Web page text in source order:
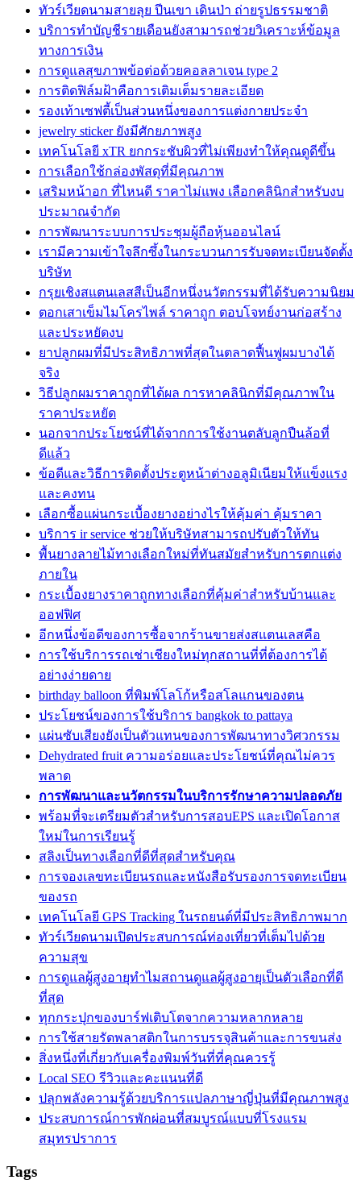
ทัวร์เวียดนามสายลุย ปีนเขา เดินป่า ถ่ายรูปธรรมชาติ
บริการทำบัญชีรายเดือนยังสามารถช่วยวิเคราะห์ข้อมูล
ทางการเงิน
การดูแลสุขภาพข้อต่อด้วยคอลลาเจน type 2
การติดฟิล์มฝ้าคือการเติมเต็มรายละเอียด
รองเท้าเซฟตี้เป็นส่วนหนึ่งของการแต่งกายประจำ
jewelry sticker ยังมีศักยภาพสูง
เทคโนโลยี xTR ยกกระชับผิวที่ไม่เพียงทำให้คุณดูดีขึ้น
การเลือกใช้กล่องพัสดุที่มีคุณภาพ
เสริมหน้าอก ที่ไหนดี ราคาไม่แพง เลือกคลินิกสำหรับงบ
ประมาณจำกัด
การพัฒนาระบบการประชุมผู้ถือหุ้นออนไลน์
เรามีความเข้าใจลึกซึ้งในกระบวนการรับจดทะเบียนจัดตั้ง
บริษัท
กรุยเชิงสแตนเลสสีเป็นอีกหนึ่งนวัตกรรมที่ได้รับความนิยม
ตอกเสาเข็มไมโครไพล์ ราคาถูก ตอบโจทย์งานก่อสร้าง
และประหยัดงบ
ยาปลูกผมที่มีประสิทธิภาพที่สุดในตลาดฟื้นฟูผมบางได้
จริง
วิธีปลูกผมราคาถูกที่ได้ผล การหาคลินิกที่มีคุณภาพใน
ราคาประหยัด
นอกจากประโยชน์ที่ได้จากการใช้งานตลับลูกปืนล้อที่
ดีแล้ว
ข้อดีและวิธีการติดตั้งประตูหน้าต่างอลูมิเนียมให้แข็งแรง
และคงทน
เลือกซื้อแผ่นกระเบื้องยางอย่างไรให้คุ้มค่า คุ้มราคา
บริการ ir service ช่วยให้บริษัทสามารถปรับตัวให้ทัน
พื้นยางลายไม้ทางเลือกใหม่ที่ทันสมัยสำหรับการตกแต่ง
ภายใน
กระเบื้องยางราคาถูกทางเลือกที่คุ้มค่าสำหรับบ้านและ
ออฟฟิศ
อีกหนึ่งข้อดีของการซื้อจากร้านขายส่งสแตนเลสคือ
การใช้บริการรถเช่าเชียงใหม่ทุกสถานที่ที่ต้องการได้
อย่างง่ายดาย
birthday balloon ที่พิมพ์โลโก้หรือสโลแกนของตน
ประโยชน์ของการใช้บริการ bangkok to pattaya
แผ่นซับเสียงยังเป็นตัวแทนของการพัฒนาทางวิศวกรรม
Dehydrated fruit ความอร่อยและประโยชน์ที่คุณไม่ควร
พลาด
การพัฒนาและนวัตกรรมในบริการรักษาความปลอดภัย
พร้อมที่จะเตรียมตัวสำหรับการสอบEPS และเปิดโอกาส
ใหม่ในการเรียนรู้
สลิงเป็นทางเลือกที่ดีที่สุดสำหรับคุณ
การจองเลขทะเบียนรถและหนังสือรับรองการจดทะเบียน
ของรถ
เทคโนโลยี GPS Tracking ในรถยนต์ที่มีประสิทธิภาพมาก
ทัวร์เวียดนามเปิดประสบการณ์ท่องเที่ยวที่เต็มไปด้วย
ความสุข
การดูแลผู้สูงอายุทำไมสถานดูแลผู้สูงอายุเป็นตัวเลือกที่ดี
ที่สุด
ทุกกระปุกของบาร์ฟเติบโตจากความหลากหลาย
การใช้สายรัดพลาสติกในการบรรจุสินค้าและการขนส่ง
สิ่งหนึ่งที่เกี่ยวกับเครื่องพิมพ์วันที่ที่คุณควรรู้
Local SEO รีวิวและคะแนนที่ดี
ปลุกพลังความรู้ด้วยบริการแปลภาษาญี่ปุ่นที่มีคุณภาพสูง
ประสบการณ์การพักผ่อนที่สมบูรณ์แบบที่โรงแรม
สมุทรปราการ
Tags